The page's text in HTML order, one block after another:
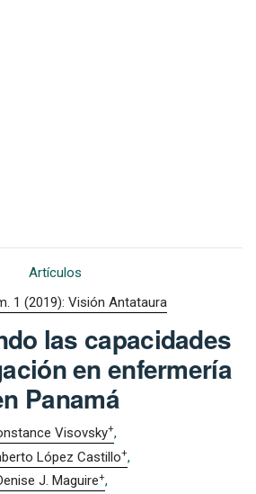
Artículos
1 (2019): Visión Antataura
las capacidades
en enfermería
Panamá
Visovsky+
López Castillo+
J. Maguire+